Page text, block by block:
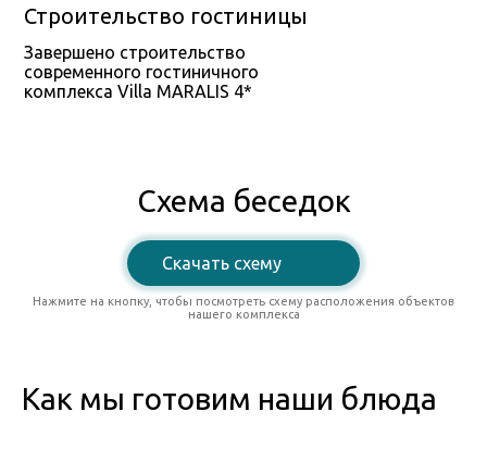
Строительство гостиницы
Завершено строительство
современного гостиничного
комплекса Villa MARALIS 4*
Схема беседок
Скачать схему
Нажмите на кнопку, чтобы посмотреть схему расположения объектов
нашего комплекса
Как мы готовим наши блюда